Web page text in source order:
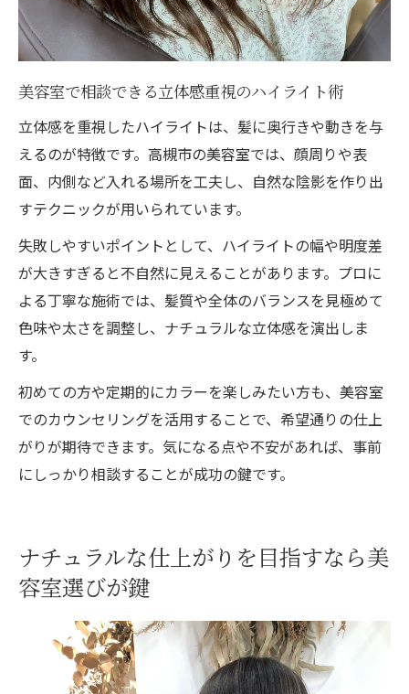
美容室で相談できる立体感重視のハイライト術
立体感を重視したハイライトは、髪に奥行きや動きを与
えるのが特徴です。高槻市の美容室では、顔周りや表
面、内側など入れる場所を工夫し、自然な陰影を作り出
すテクニックが用いられています。
失敗しやすいポイントとして、ハイライトの幅や明度差
が大きすぎると不自然に見えることがあります。プロに
よる丁寧な施術では、髪質や全体のバランスを見極めて
色味や太さを調整し、ナチュラルな立体感を演出しま
す。
初めての方や定期的にカラーを楽しみたい方も、美容室
でのカウンセリングを活用することで、希望通りの仕上
がりが期待できます。気になる点や不安があれば、事前
にしっかり相談することが成功の鍵です。
ナチュラルな仕上がりを目指すなら美
容室選びが鍵